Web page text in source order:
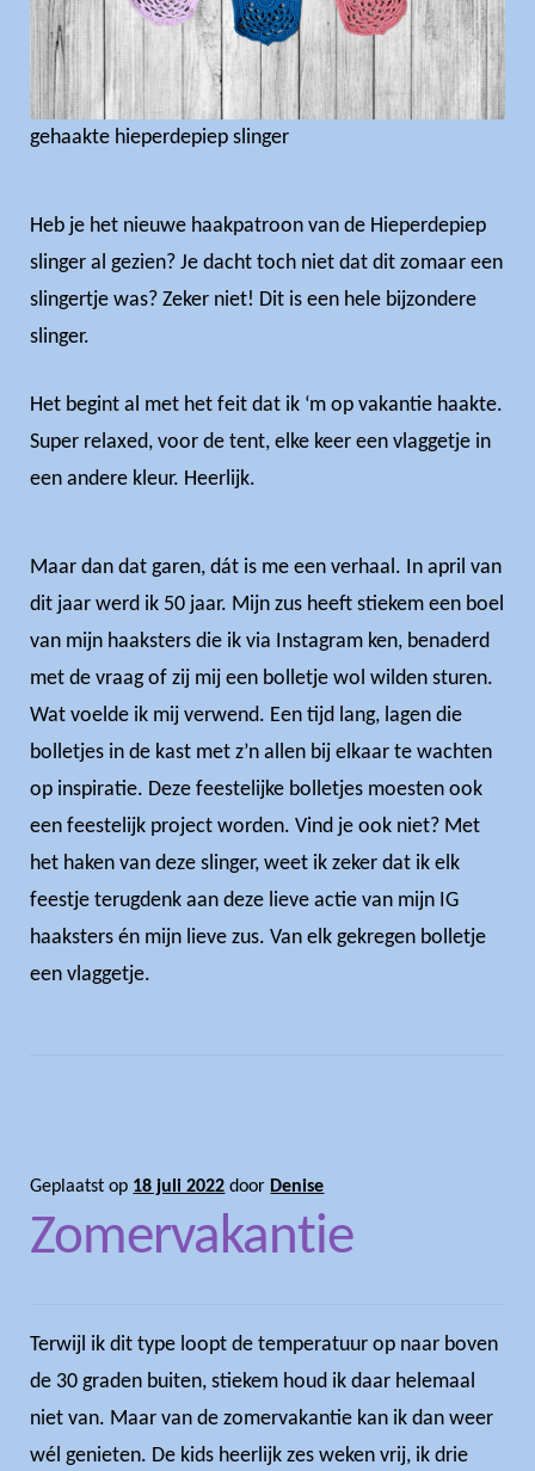
gehaakte hieperdepiep slinger
Heb je het nieuwe haakpatroon van de Hieperdepiep
slinger al gezien? Je dacht toch niet dat dit zomaar een
slingertje was? Zeker niet! Dit is een hele bijzondere
slinger.
Het begint al met het feit dat ik ‘m op vakantie haakte.
Super relaxed, voor de tent, elke keer een vlaggetje in
een andere kleur. Heerlijk.
Maar dan dat garen, dát is me een verhaal. In april van
dit jaar werd ik 50 jaar. Mijn zus heeft stiekem een boel
van mijn haaksters die ik via Instagram ken, benaderd
met de vraag of zij mij een bolletje wol wilden sturen.
Wat voelde ik mij verwend. Een tijd lang, lagen die
bolletjes in de kast met z’n allen bij elkaar te wachten
op inspiratie. Deze feestelijke bolletjes moesten ook
een feestelijk project worden. Vind je ook niet? Met
het haken van deze slinger, weet ik zeker dat ik elk
feestje terugdenk aan deze lieve actie van mijn IG
haaksters én mijn lieve zus. Van elk gekregen bolletje
een vlaggetje.
Geplaatst op 18 juli 2022 door Denise
Zomervakantie
Terwijl ik dit type loopt de temperatuur op naar boven
de 30 graden buiten, stiekem houd ik daar helemaal
niet van. Maar van de zomervakantie kan ik dan weer
wél genieten. De kids heerlijk zes weken vrij, ik drie